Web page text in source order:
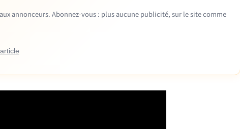
annonceurs. Abonnez-vous : plus aucune publicité, sur le site comme